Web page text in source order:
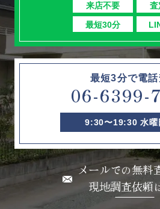
来店不要
査
最短30分
最短3分で電話
06-6399-
9:30〜19:30 水曜
メールでの無料
現地調査依頼